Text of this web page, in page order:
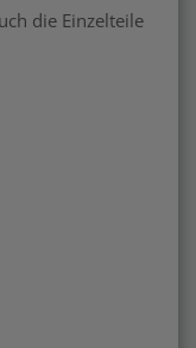
die Einzelteile